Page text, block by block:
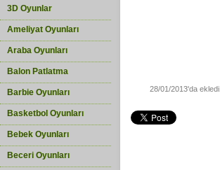
3D Oyunlar
Ameliyat Oyunları
Araba Oyunları
Balon Patlatma
Barbie Oyunları
Basketbol Oyunları
Bebek Oyunları
Beceri Oyunları
28/01/2013'da ekledi.